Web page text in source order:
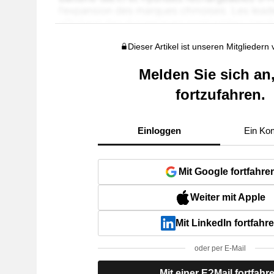
Dieser Artikel ist unseren Mitgliedern
Melden Sie sich
fortzufahren.
Einloggen Ein
Mit Google
Weiter mit Apple
Mit LinkedIn
oder per E-Mail